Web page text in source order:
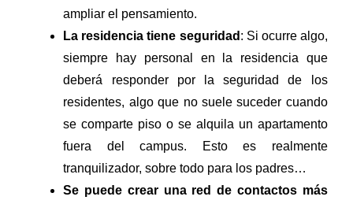
ampliar el pensamiento.
La residencia tiene seguridad : Si ocurre algo,
siempre hay personal en la residencia que
deberá responder por la seguridad de los
residentes, algo que no suele suceder cuando
se comparte piso o se alquila un apartamento
fuera del campus. Esto es realmente
tranquilizador, sobre todo para los padres…
Se puede crear una red de contactos más